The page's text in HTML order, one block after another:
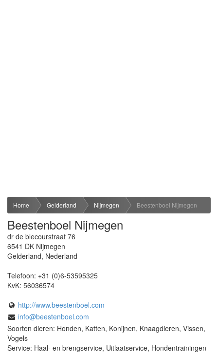
Home Gelderland Nijmegen Beestenboel Nijmegen
Beestenboel Nijmegen
dr de blecourstraat 76
6541 DK Nijmegen
Gelderland, Nederland
Telefoon: +31 (0)6-53595325
KvK: 56036574
http://www.beestenboel.com
info@beestenboel.com
Soorten dieren: Honden, Katten, Konijnen, Knaagdieren, Vissen,
Vogels
Service: Haal- en brengservice, Uitlaatservice, Hondentrainingen